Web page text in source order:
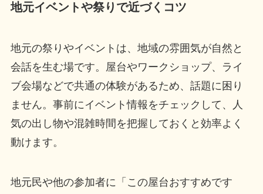
地元イベントや祭りで近づくコツ
地元の祭りやイベントは、地域の雰囲気が自然と
会話を生む場です。屋台やワークショップ、ライ
ブ会場などで共通の体験があるため、話題に困り
ません。事前にイベント情報をチェックして、人
気の出し物や混雑時間を把握しておくと効率よく
動けます。
地元民や他の参加者に「この屋台おすすめです